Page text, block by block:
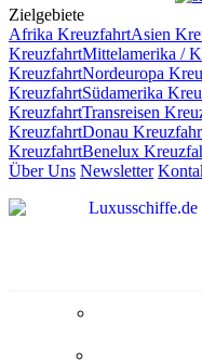
Zielgebiete
Afrika KreuzfahrtAsien
KreuzfahrtMittelamerika /
KreuzfahrtNordeuropa
KreuzfahrtSüdamerika
KreuzfahrtTransreisen
KreuzfahrtDonau
KreuzfahrtBenelux
Über Uns Newsletter